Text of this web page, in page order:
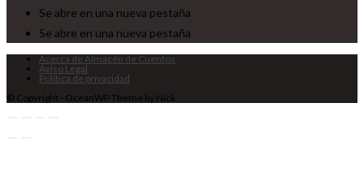
Se abre en una nueva pestaña
Se abre en una nueva pestaña
Acerca de Almacén de Cuentos
Aviso Legal
Política de privacidad
© Copyright - OceanWP Theme by Nick